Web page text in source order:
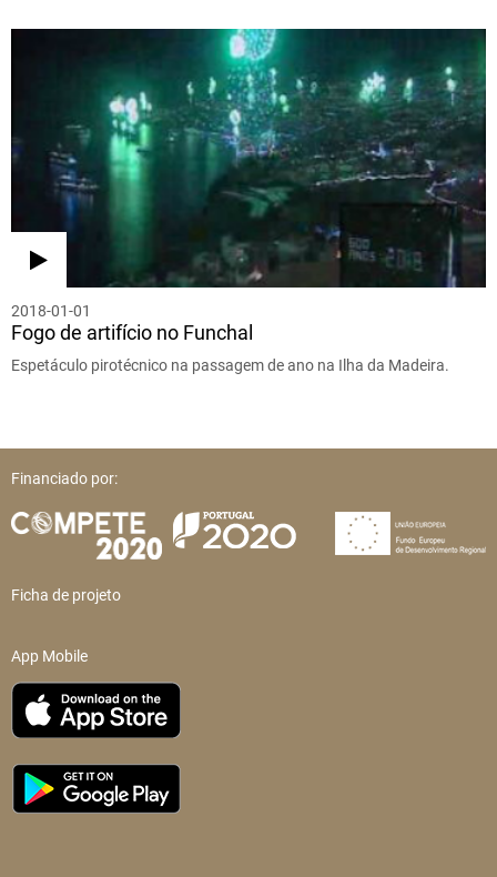
2018-01-01
Fogo de artifício no Funchal
Espetáculo pirotécnico na passagem de ano na Ilha da Madeira.
Financiado por:
Ficha de projeto
App Mobile